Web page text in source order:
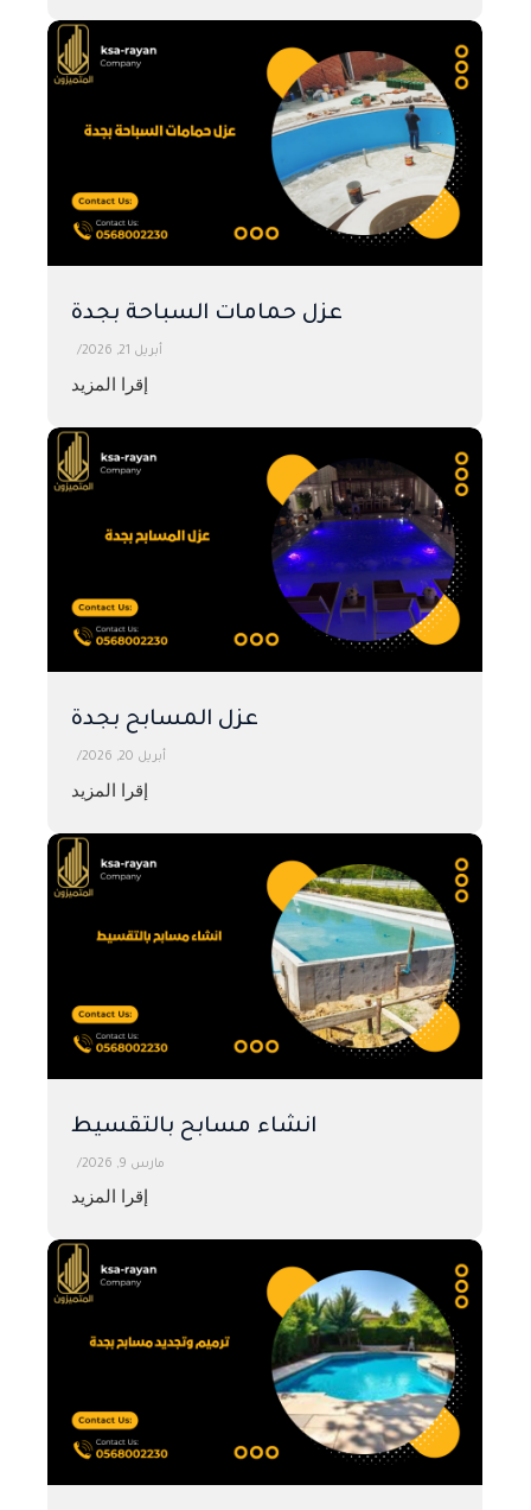
عزل حمامات السباحة بجدة
أبريل 21, 2026 /
إقرا المزيد
عزل المسابح بجدة
أبريل 20, 2026 /
إقرا المزيد
انشاء مسابح بالتقسيط
مارس 9, 2026 /
إقرا المزيد